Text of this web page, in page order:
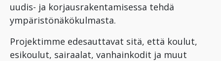
uudis- ja korjausrakentamisessa tehdä
ympäristönäkökulmasta.
Projektimme edesauttavat sitä, että koulut,
esikoulut, sairaalat, vanhainkodit ja muut